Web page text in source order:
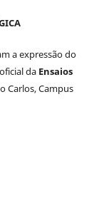
a expressão do
da Ensaios
Carlos, Campus